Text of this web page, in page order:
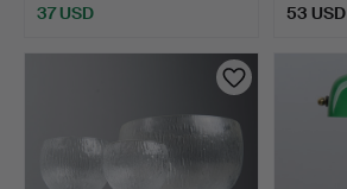
37 USD 53 USD